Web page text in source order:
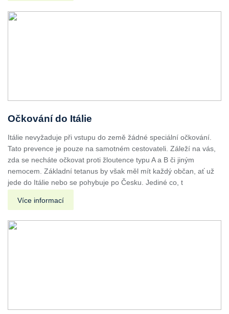
Očkování do Itálie
Itálie nevyžaduje při vstupu do země žádné speciální očkování.
Tato prevence je pouze na samotném cestovateli. Záleží na vás,
zda se necháte očkovat proti žloutence typu A a B či jiným
nemocem. Základní tetanus by však měl mít každý občan, ať už
jede do Itálie nebo se pohybuje po Česku. Jediné co, t
Více informací